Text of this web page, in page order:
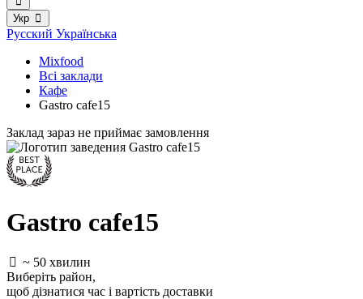
Укр
Русский Українська
Mixfood
Всі заклади
Кафе
Gastro cafe15
Заклад зараз не приймає замовлення
Gastro cafe15
~ 50 хвилин
Виберіть район,
щоб дізнатися час і вартість доставки